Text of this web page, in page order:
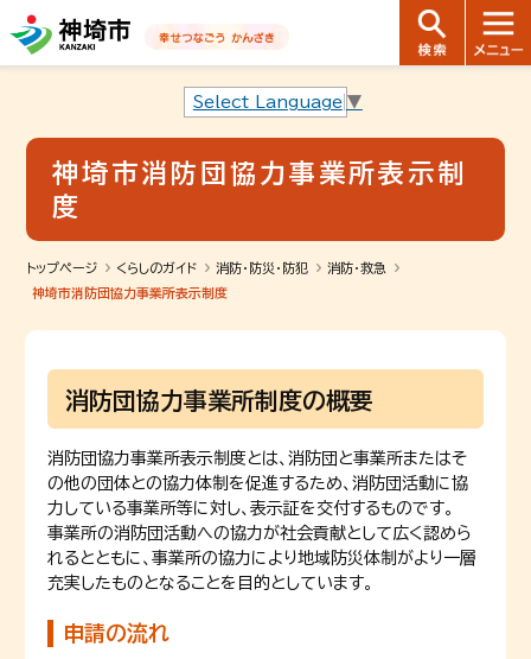
音声読み上げ用ナビゲーションです。
本文へ移動します
ページ最後（フッター）へ移動します
音声読み上げ用ナビゲーションはここまでです。
Select Language ▼
神埼市消防団協力事業所表示制
度
トップページ くらしのガイド 消防・防災・防犯
消防・救急
神埼市消防団協力事業所表示制度
消防団協力事業所制度の概要
消防団協力事業所表示制度とは、消防団と事業所またはそ
の他の団体との協力体制を促進するため、消防団活動に協
力している事業所等に対し、表示証を交付するものです。
事業所の消防団活動への協力が社会貢献として広く認めら
れるとともに、事業所の協力により地域防災体制がより一層
充実したものとなることを目的としています。
申請の流れ